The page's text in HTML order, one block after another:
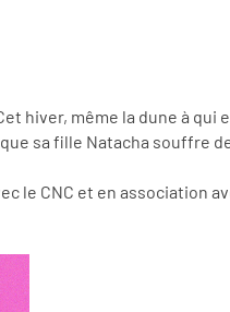
hiver, même la dune à
sa fille Natacha souffre
le CNC et en association